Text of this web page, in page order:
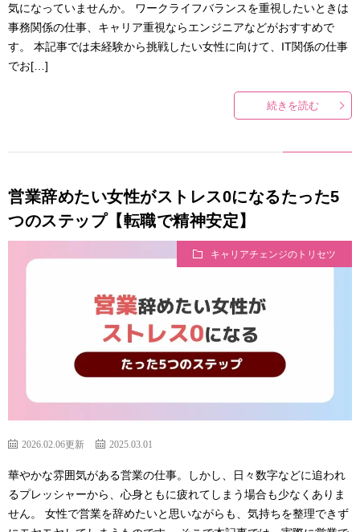
気になっていませんか。 ワークライフバランスを重視したいときは
事務関係の仕事、キャリア重視ならエンジニアなどがおすすめで
す。 本記事では未経験から挑戦したい女性に向けて、IT関係の仕事
でお[…]
続きを読む
営業辞めたい女性がストレス0になるたった5
つのステップ【転職で精神安定】
キャリアチェンジのトリセツ
2026.02.06更新 2025.03.01
華やかな雰囲気がある営業の仕事。しかし、日々数字などに追われ
るプレッシャーから、心身ともに疲れてしまう場合も少なくありま
せん。 女性で営業を辞めたいと思いながらも、気持ちを整理できず